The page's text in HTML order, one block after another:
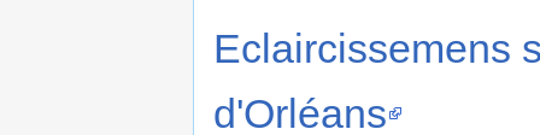
Eclaircissemens
d'Orléans